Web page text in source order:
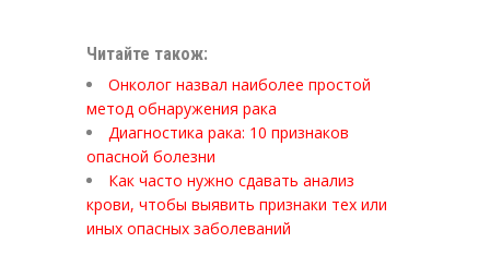
Читайте також:
Онколог назвал наиболее простой
метод обнаружения рака
Диагностика рака: 10 признаков
опасной болезни
Как часто нужно сдавать анализ
крови, чтобы выявить признаки тех или
иных опасных заболеваний